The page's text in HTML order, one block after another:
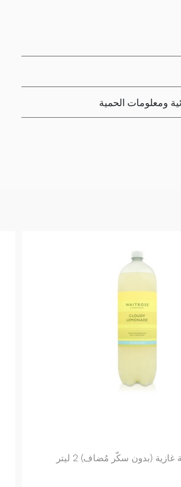
ومعلومات الحمية
(بدون سكّر مُضاف) 2 ليتر